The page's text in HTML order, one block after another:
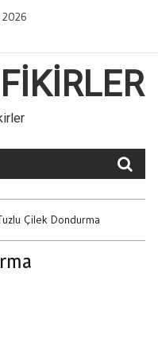
Çilek Dondurma